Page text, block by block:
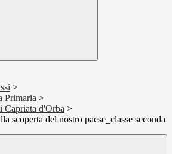
>
Primaria >
Capriata d'Orba >
scoperta del nostro paese_classe seconda